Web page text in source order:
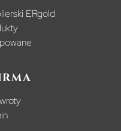
ERgold